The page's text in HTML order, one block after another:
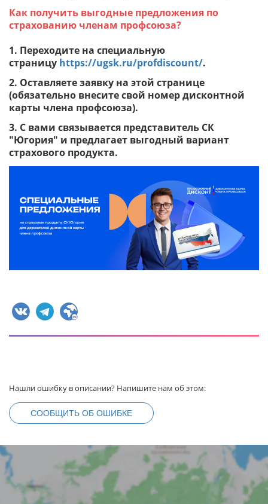
Как получить выгодные предложения по
страхованию членам профсоюза?
1. Переходите на специальную
страницу https://ugsk.ru/profdiscount/.
2. Оставляете заявку на этой странице
(обязательно внесите свой номер дисконтной
карты члена профсоюза).
3. С вами связывается представитель СК
"Югория" и предлагает выгодный вариант
страхового продукта.
Нашли ошибку в описании? Напишите нам об этом:
СООБЩИТЬ ОБ ОШИБКЕ